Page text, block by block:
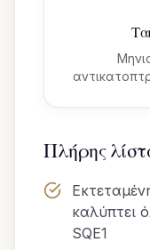
Πλήρης
καλύπτει
SQE1